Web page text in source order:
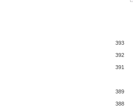
393
392
391
389
388